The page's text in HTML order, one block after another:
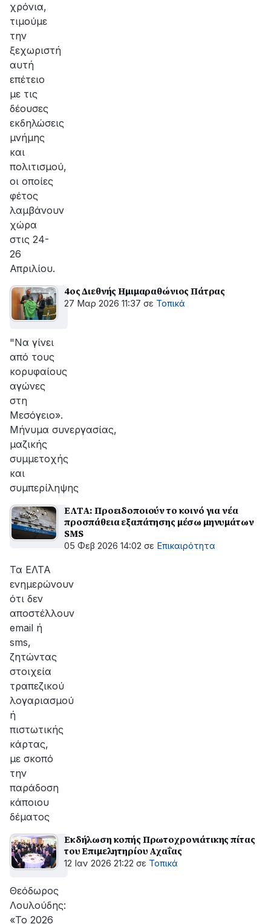
χρόνια,
τιμούμε
την
ξεχωριστή
αυτή
επέτειο
με τις
δέουσες
εκδηλώσεις
μνήμης
και
πολιτισμού,
οι οποίες
φέτος
λαμβάνουν
χώρα
στις 24-
26
Απριλίου.
4ος Διεθνής Ημιμαραθώνιος Πάτρας
27 Μαρ 2026 11:37 σε Τοπικά
"Να γίνει
από τους
κορυφαίους
αγώνες
στη
Μεσόγειο».
Μήνυμα συνεργασίας,
μαζικής
συμμετοχής
και
συμπερίληψης
ΕΛΤΑ: Προειδοποιούν το κοινό για νέα
προσπάθεια εξαπάτησης μέσω μηνυμάτων
SMS
05 Φεβ 2026 14:02 σε Επικαιρότητα
Τα ΕΛΤΑ
ενημερώνουν
ότι δεν
αποστέλλουν
email ή
sms,
ζητώντας
στοιχεία
τραπεζικού
λογαριασμού
ή
πιστωτικής
κάρτας,
με σκοπό
την
παράδοση
κάποιου
δέματος
Εκδήλωση κοπής Πρωτοχρονιάτικης πίτας
του Επιμελητηρίου Αχαΐας
12 Ιαν 2026 21:22 σε Τοπικά
Θεόδωρος
Λουλούδης:
«Το 2026